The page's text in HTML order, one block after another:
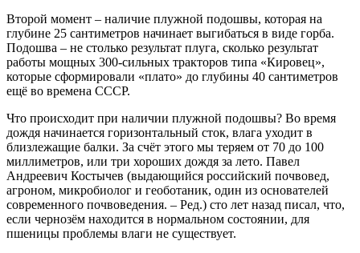
Второй момент – наличие плужной подошвы, которая на
глубине 25 сантиметров начинает выгибаться в виде горба.
Подошва – не столько результат плуга, сколько результат
работы мощных 300-сильных тракторов типа «Кировец»,
которые сформировали «плато» до глубины 40 сантиметров
ещё во времена СССР.
Что происходит при наличии плужной подошвы? Во время
дождя начинается горизонтальный сток, влага уходит в
близлежащие балки. За счёт этого мы теряем от 70 до 100
миллиметров, или три хороших дождя за лето. Павел
Андреевич Костычев (выдающийся российский почвовед,
агроном, микробиолог и геоботаник, один из основателей
современного почвоведения. – Ред.) сто лет назад писал, что,
если чернозём находится в нормальном состоянии, для
пшеницы проблемы влаги не существует.